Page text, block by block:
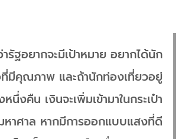
ารัฐอยากจะมีเป้าหมาย อยากได้นัก
มีคุณภาพ และถ้านักท่องเที่ยวอยู่
นึ่งคืน เงินจะเพิ่มเข้ามาในกระเป๋า
หาศาล หากมีการออกแบบแสงที่ดี